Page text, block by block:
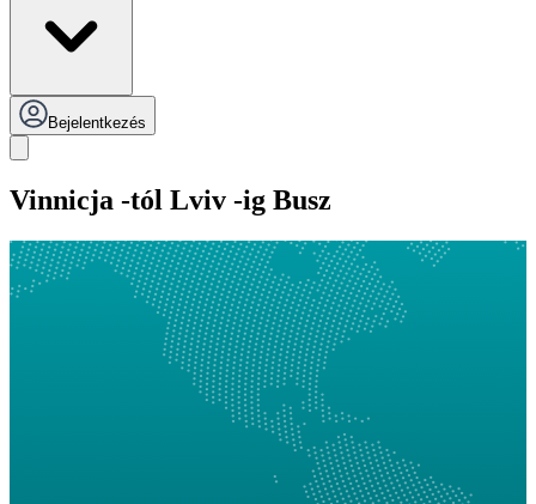
Bejelentkezés
Vinnicja -tól Lviv -ig Busz